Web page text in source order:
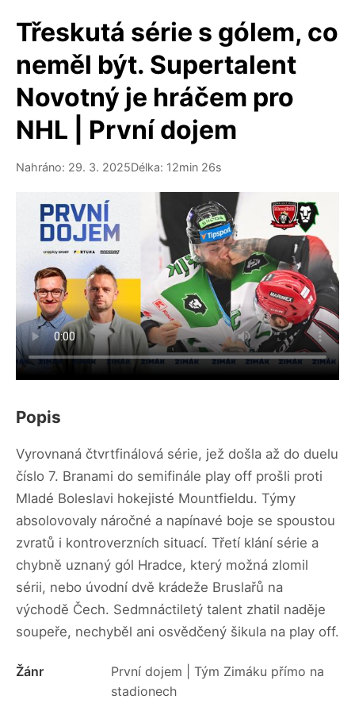
Třeskutá série s gólem, co
neměl být. Supertalent
Novotný je hráčem pro
NHL | První dojem
Nahráno: 29. 3. 2025Délka: 12min 26s
Popis
Vyrovnaná čtvrtfinálová série, jež došla až do duelu
číslo 7. Branami do semifinále play off prošli proti
Mladé Boleslavi hokejisté Mountfieldu. Týmy
absolovovaly náročné a napínavé boje se spoustou
zvratů i kontroverzních situací. Třetí klání série a
chybně uznaný gól Hradce, který možná zlomil
sérii, nebo úvodní dvě krádeže Bruslařů na
východě Čech. Sedmnáctiletý talent zhatil naděje
soupeře, nechyběl ani osvědčený šikula na play off.
Žánr
První dojem | Tým Zimáku přímo na
stadionech